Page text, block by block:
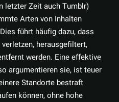
letzter Zeit auch Tumblr)
Arten von Inhalten
führt häufig dazu, dass
herausgefiltert,
werden. Eine effektive
argumentieren sie, ist teuer
Standorte bestraft
können, ohne hohe